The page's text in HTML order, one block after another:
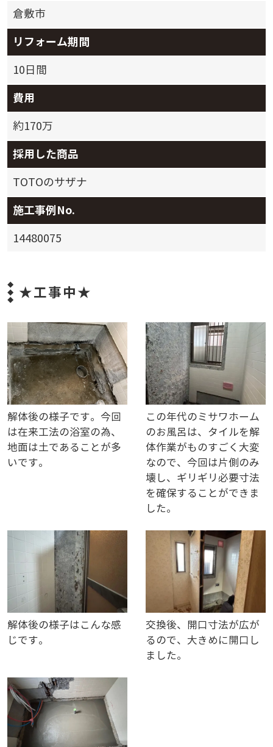
倉敷市
リフォーム期間
10日間
費用
約170万
採用した商品
TOTOのサザナ
施工事例No.
14480075
★工事中★
解体後の様子です。今回
は在来工法の浴室の為、
地面は土であることが多
いです。
この年代のミサワホーム
のお風呂は、タイルを解
体作業がものすごく大変
なので、今回は片側のみ
壊し、ギリギリ必要寸法
を確保することができま
した。
解体後の様子はこんな感
じです。
交換後、開口寸法が広が
るので、大きめに開口し
ました。